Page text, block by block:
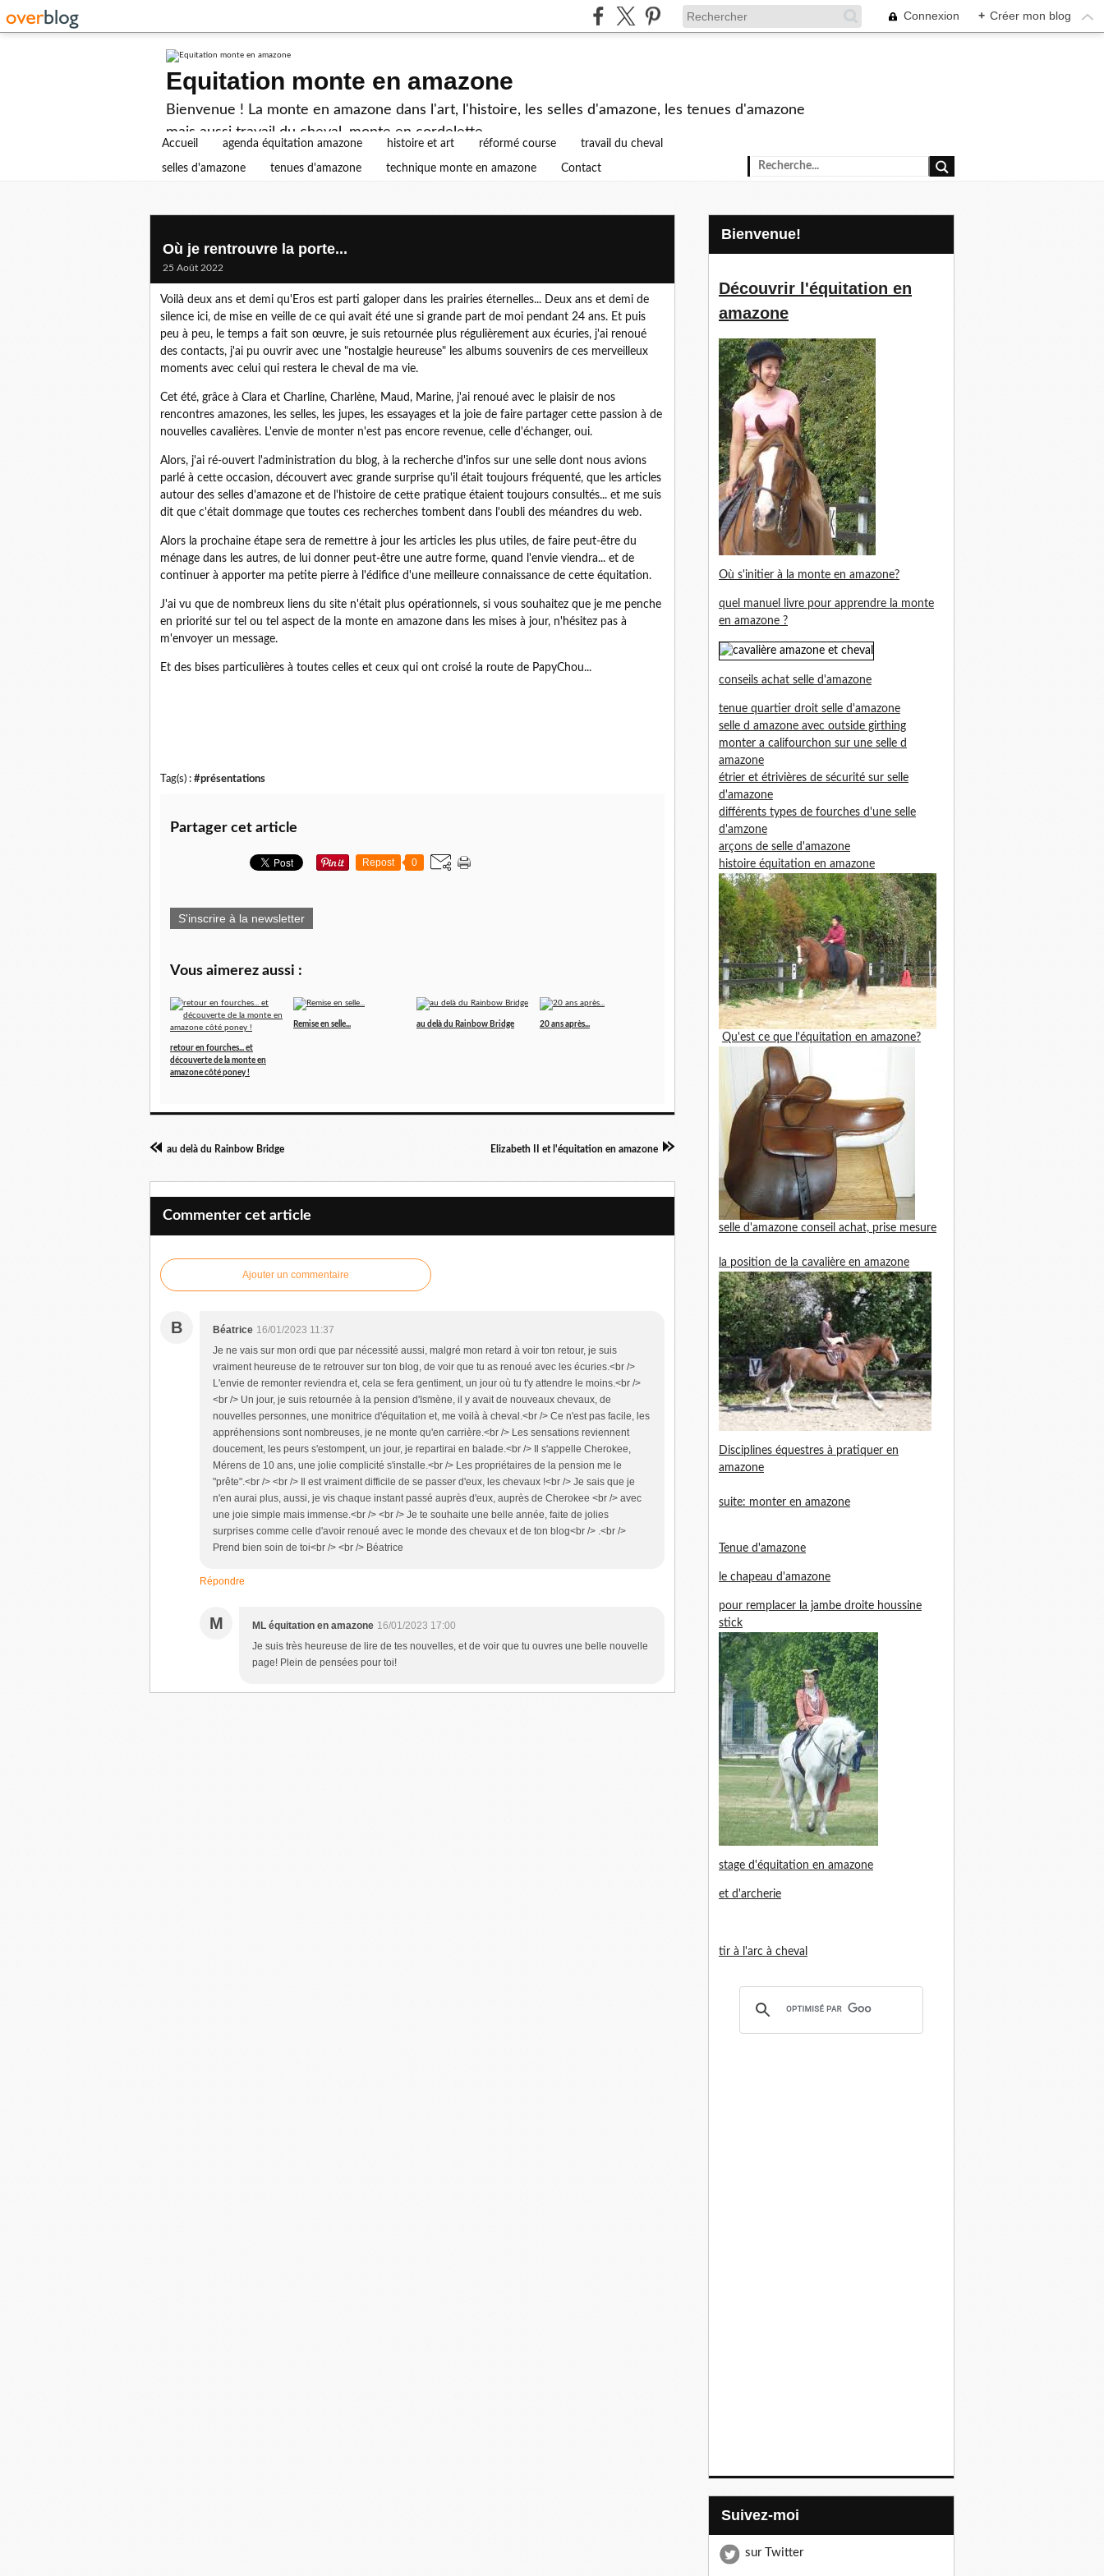
Connexion + Créer mon blog
Equitation monte en amazone
Bienvenue ! La monte en amazone dans l'art, l'histoire, les selles d'amazone, les tenues d'amazone
mais aussi travail du cheval, monte en cordelette...
Accueil agenda équitation amazone histoire et art réformé course travail du cheval
selles d'amazone tenues d'amazone technique monte en amazone Contact
Où je rentrouvre la porte...
25 Août 2022
Voilà deux ans et demi qu'Eros est parti galoper dans les prairies éternelles... Deux ans et demi de
silence ici, de mise en veille de ce qui avait été une si grande part de moi pendant 24 ans. Et puis
peu à peu, le temps a fait son œuvre, je suis retournée plus régulièrement aux écuries, j'ai renoué
des contacts, j'ai pu ouvrir avec une "nostalgie heureuse" les albums souvenirs de ces merveilleux
moments avec celui qui restera le cheval de ma vie.
Cet été, grâce à Clara et Charline, Charlène, Maud, Marine, j'ai renoué avec le plaisir de nos
rencontres amazones, les selles, les jupes, les essayages et la joie de faire partager cette passion à de
nouvelles cavalières. L'envie de monter n'est pas encore revenue, celle d'échanger, oui.
Alors, j'ai ré-ouvert l'administration du blog, à la recherche d'infos sur une selle dont nous avions
parlé à cette occasion, découvert avec grande surprise qu'il était toujours fréquenté, que les articles
autour des selles d'amazone et de l'histoire de cette pratique étaient toujours consultés... et me suis
dit que c'était dommage que toutes ces recherches tombent dans l'oubli des méandres du web.
Alors la prochaine étape sera de remettre à jour les articles les plus utiles, de faire peut-être du
ménage dans les autres, de lui donner peut-être une autre forme, quand l'envie viendra... et de
continuer à apporter ma petite pierre à l'édifice d'une meilleure connaissance de cette équitation.
J'ai vu que de nombreux liens du site n'était plus opérationnels, si vous souhaitez que je me penche
en priorité sur tel ou tel aspect de la monte en amazone dans les mises à jour, n'hésitez pas à
m'envoyer un message.
Et des bises particulières à toutes celles et ceux qui ont croisé la route de PapyChou...
Tag(s) : #présentations
Partager cet article
Repost 0
S'inscrire à la newsletter
Vous aimerez aussi :
retour en fourches... et
découverte de la monte en
amazone côté poney !
Remise en selle... au delà du Rainbow Bridge 20 ans après...
au delà du Rainbow Bridge Elizabeth II et l'équitation en amazone
Commenter cet article
Ajouter un commentaire
B Béatrice 16/01/2023 11:37
Je ne vais sur mon ordi que par nécessité aussi, malgré mon retard à voir ton retour, je suis
vraiment heureuse de te retrouver sur ton blog, de voir que tu as renoué avec les écuries.<br />
L'envie de remonter reviendra et, cela se fera gentiment, un jour où tu t'y attendre le moins.<br />
<br /> Un jour, je suis retournée à la pension d'Ismène, il y avait de nouveaux chevaux, de
nouvelles personnes, une monitrice d'équitation et, me voilà à cheval.<br /> Ce n'est pas facile, les
appréhensions sont nombreuses, je ne monte qu'en carrière.<br /> Les sensations reviennent
doucement, les peurs s'estompent, un jour, je repartirai en balade.<br /> Il s'appelle Cherokee,
Mérens de 10 ans, une jolie complicité s'installe.<br /> Les propriétaires de la pension me le
"prête".<br /> <br /> Il est vraiment difficile de se passer d'eux, les chevaux !<br /> Je sais que je
n'en aurai plus, aussi, je vis chaque instant passé auprès d'eux, auprès de Cherokee <br /> avec
une joie simple mais immense.<br /> <br /> Je te souhaite une belle année, faite de jolies
surprises comme celle d'avoir renoué avec le monde des chevaux et de ton blog<br /> .<br />
Prend bien soin de toi<br /> <br /> Béatrice
Répondre
M ML équitation en amazone 16/01/2023 17:00
Je suis très heureuse de lire de tes nouvelles, et de voir que tu ouvres une belle nouvelle
page! Plein de pensées pour toi!
Bienvenue!
Découvrir l'équitation en
amazone
Où s'initier à la monte en amazone?
quel manuel livre pour apprendre la monte
en amazone ?
conseils achat selle d'amazone
tenue quartier droit selle d'amazone
selle d amazone avec outside girthing
monter a califourchon sur une selle d
amazone
étrier et étrivières de sécurité sur selle
d'amazone
différents types de fourches d'une selle
d'amzone
arçons de selle d'amazone
histoire équitation en amazone
Qu'est ce que l'équitation en amazone?
selle d'amazone conseil achat, prise mesure
la position de la cavalière en amazone
Disciplines équestres à pratiquer en
amazone
suite: monter en amazone
Tenue d'amazone
le chapeau d'amazone
pour remplacer la jambe droite houssine
stick
stage d'équitation en amazone
et d'archerie
tir à l'arc à cheval
Suivez-moi
sur Twitter